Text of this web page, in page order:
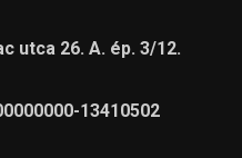
utca 26. A. ép. 3/12.
13410502